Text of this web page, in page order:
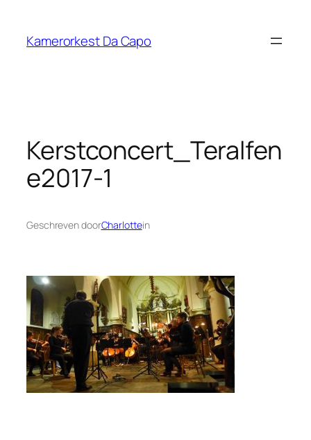
Kamerorkest Da Capo
Kerstconcert_Teralfen
e2017-1
Geschreven doorCharlottein